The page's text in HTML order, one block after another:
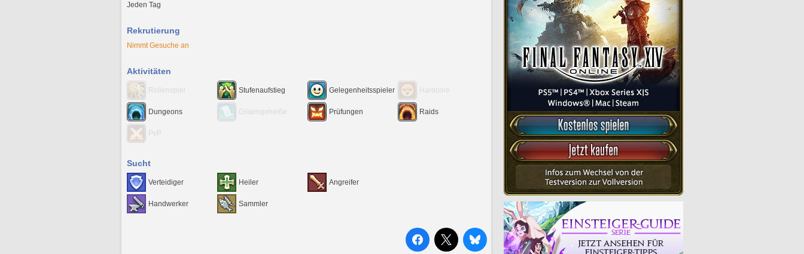
Jeden Tag
Rekrutierung
Nimmt Gesuche an
Aktivitäten
Rollenspiel Stufenaufstieg Gelegenheitsspieler Hardcore
Dungeons Gildengeheiße Prüfungen Raids
PvP
Sucht
Verteidiger Heiler Angreifer
Handwerker Sammler